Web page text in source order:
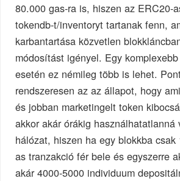
80.000 gas-ra is, hiszen az ERC20-
tokendb-t/inventoryt tartanak fenn,
karbantartása közvetlen
módosítást igényel. Egy
esetén ez némileg több is lehet.
rendszeresen az az állapot, hogy
és jobban marketingelt token
akkor akár órákig használhatatlanná
hálózat, hiszen ha egy blokkba csak
as tranzakció fér bele és egyszerre
akár 4000-5000 individuum